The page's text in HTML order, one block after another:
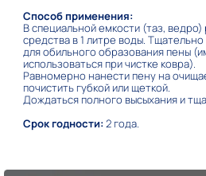
Способ применения:
В специальной емкости (таз, ведро)
средства в 1 литре воды.
для обильного образования пены
использоваться при чистке ковра).
Равномерно нанести пену на
почистить губкой или щеткой.
Дождаться полного высыхания и
Срок годности: 2 года.